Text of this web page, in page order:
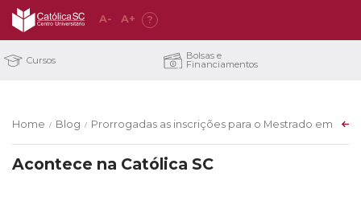
A- A+ ?
Cursos Bolsas e
Financiamentos
Home / Blog / Prorrogadas as inscrições para o Mestrado em
Acontece na Católica SC